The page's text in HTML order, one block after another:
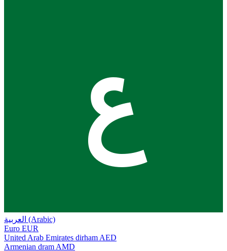
ع
العربية (Arabic)
Euro EUR
United Arab Emirates dirham AED
Armenian dram AMD